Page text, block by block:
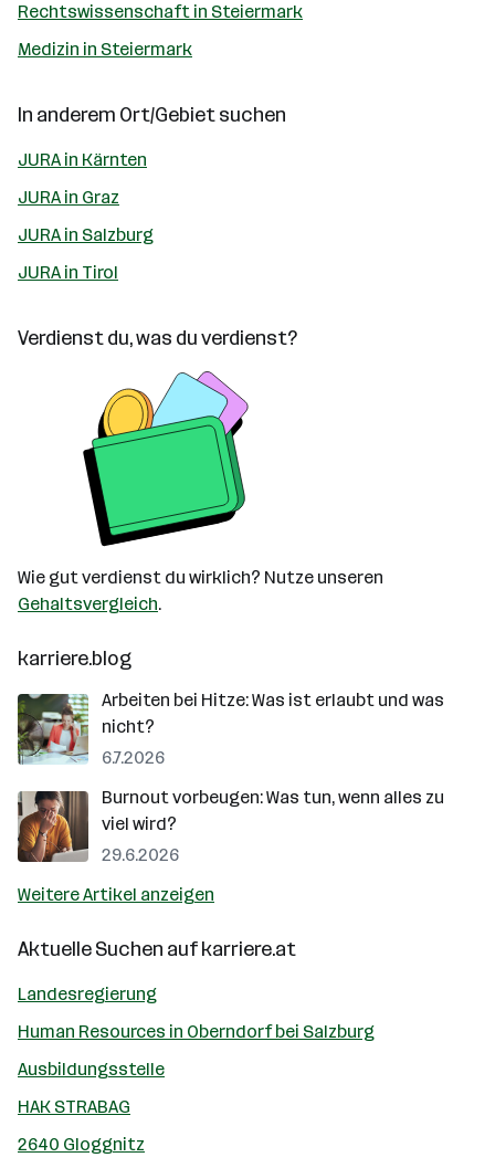
Rechtswissenschaft in Steiermark
Medizin in Steiermark
In anderem Ort/Gebiet suchen
JURA in Kärnten
JURA in Graz
JURA in Salzburg
JURA in Tirol
Verdienst du, was du verdienst?
Wie gut verdienst du wirklich? Nutze unseren
Gehaltsvergleich.
karriere.blog
Arbeiten bei Hitze: Was ist erlaubt und was
nicht?
6.7.2026
Burnout vorbeugen: Was tun, wenn alles zu
viel wird?
29.6.2026
Weitere Artikel anzeigen
Aktuelle Suchen aufkarriere.at
Landesregierung
Human Resources in Oberndorf bei Salzburg
Ausbildungsstelle
HAK STRABAG
2640 Gloggnitz